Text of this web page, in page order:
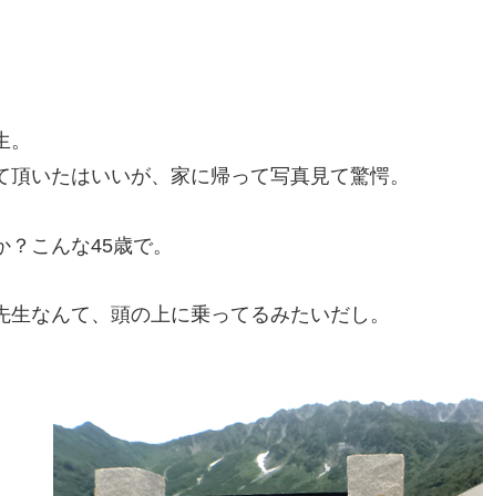
頂いたはいいが、家に帰って写真見て驚愕。
？こんな45歳で。
生なんて、頭の上に乗ってるみたいだし。